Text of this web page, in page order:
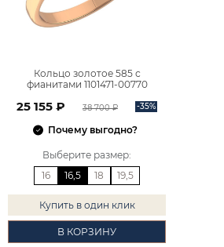
Кольцо золотое 585 с
фианитами 1101471-00770
25 155 ₽ 38 700 ₽ -35%
Почему выгодно?
Выберите размер:
16
16,5 18 19,5
Купить в один клик
В КОРЗИНУ